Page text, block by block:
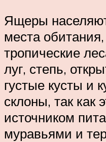
Ящеры
места
тропические
луг, степь,
густые кусты и
склоны, так как
источником
муравьями и